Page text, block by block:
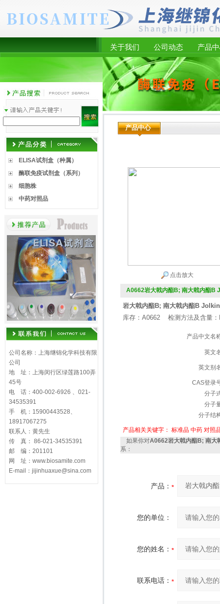
关于我们 公司动态 产品
ELISA试剂盒（种属）
酶联免疫试剂盒（系列）
细胞株
中药对照品
公司名称：上海继锦化学科技有限
公司
地 址：上海闵行区绿莲路100弄
45号
电 话：400-002-6926 、021-
34535391
手 机：15900443528、
18917067275
联系人：黄先生
传 真： 86-021-34535391
邮 编：201101
网 址：www.biosamite.com
E-mail：jijinhuaxue@sina.com
产品中心
点击放大
A0662岩大戟内酯B; 南大戟内酯B
岩大戟内酯B; 南大戟内酯B
库存：A0662 检测方法及含量
产品中文名
英文
英文别
CAS登录
分子
分子
分子结
产品相关关键字： 标准品 中药 对照
如果你对A0662岩大戟内酯B; 南
系：
产品：
您的单位：
您的姓名：
联系电话：